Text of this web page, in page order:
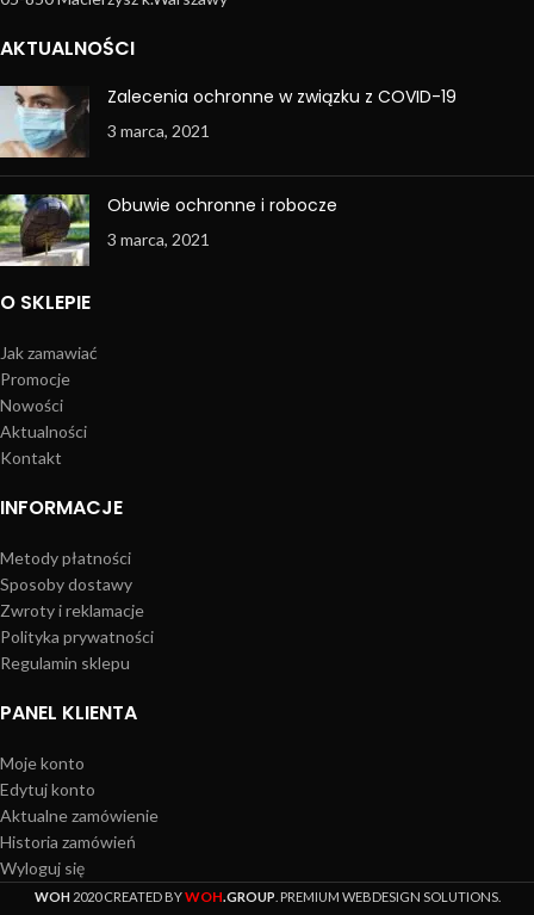
AKTUALNOŚCI
Zalecenia ochronne w związku z COVID-19
3 marca, 2021
Obuwie ochronne i robocze
3 marca, 2021
O SKLEPIE
Jak zamawiać
Promocje
Nowości
Aktualności
Kontakt
INFORMACJE
Metody płatności
Sposoby dostawy
Zwroty i reklamacje
Polityka prywatności
Regulamin sklepu
PANEL KLIENTA
Moje konto
Edytuj konto
Aktualne zamówienie
Historia zamówień
Wyloguj się
WOH 2020 CREATED BYWOH.GROUP . PREMIUM WEBDESIGN SOLUTIONS.